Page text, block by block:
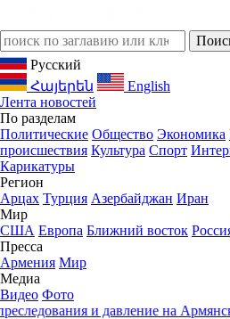
Русский
Հայերեն
English
Лента новостей
По разделам
Политические Общество Экономика
происшествия Культура Спорт
Карикатуры
Регион
Арцах Турция Азербайджан Иран
Мир
США Европа Ближний восток
Пресса
Армения Мир
Медиа
Видео Фото
и давление на Армянскую